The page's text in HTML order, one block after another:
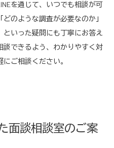
を通じて、いつでも相談が可
のような調査が必要なのか」
といった疑問にも丁寧にお答え
談できるよう、わかりやすく対
ご相談ください。
面談相談室のご案